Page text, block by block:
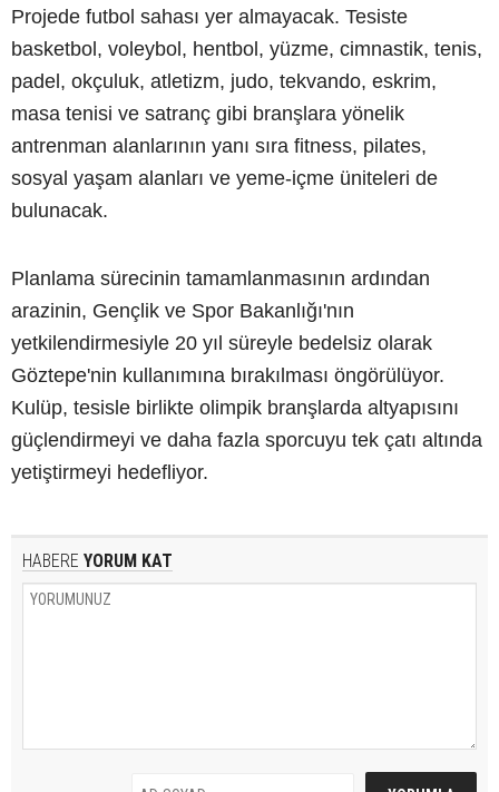
Projede futbol sahası yer almayacak. Tesiste
basketbol, voleybol, hentbol, yüzme, cimnastik, tenis,
padel, okçuluk, atletizm, judo, tekvando, eskrim,
masa tenisi ve satranç gibi branşlara yönelik
antrenman alanlarının yanı sıra fitness, pilates,
sosyal yaşam alanları ve yeme-içme üniteleri de
bulunacak.
Planlama sürecinin tamamlanmasının ardından
arazinin, Gençlik ve Spor Bakanlığı'nın
yetkilendirmesiyle 20 yıl süreyle bedelsiz olarak
Göztepe'nin kullanımına bırakılması öngörülüyor.
Kulüp, tesisle birlikte olimpik branşlarda altyapısını
güçlendirmeyi ve daha fazla sporcuyu tek çatı altında
yetiştirmeyi hedefliyor.
HABERE YORUM KAT